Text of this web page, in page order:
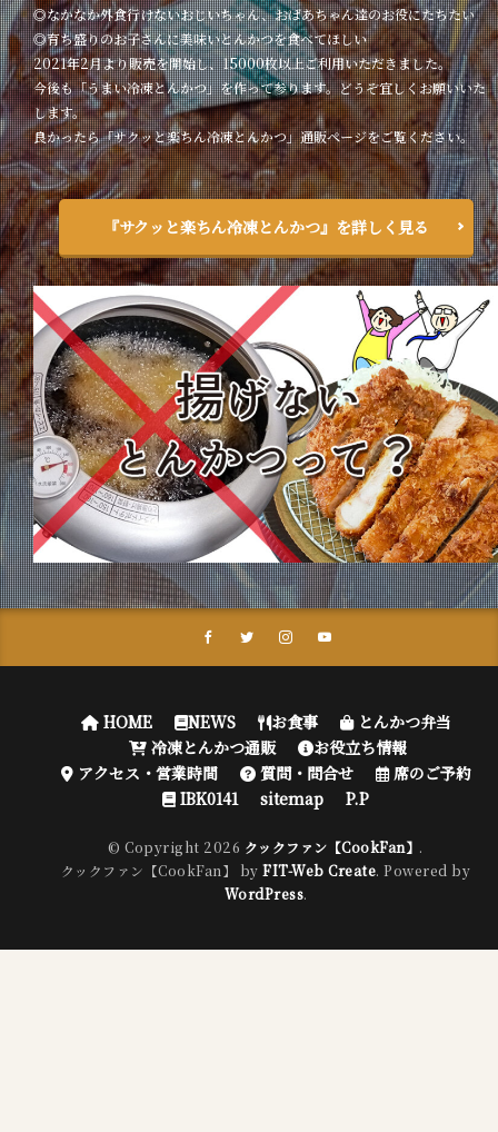
◎なかなか外食行けないおじいちゃん、おばあちゃん達のお役にたちたい
◎育ち盛りのお子さんに美味いとんかつを食べてほしい
2021年2月より販売を開始し、15000枚以上ご利用いただきました。
今後も「うまい冷凍とんかつ」を作って参ります。どうぞ宜しくお願いいた
します。
良かったら「サクッと楽ちん冷凍とんかつ」通販ページをご覧ください。
『サクッと楽ちん冷凍とんかつ』を詳しく見る
HOME NEWS お食事
とんかつ弁当
冷凍とんかつ通販
お役立ち情報
アクセス・営業時間
質問・問合せ
席のご予約
IBK0141
sitemap P.P
© Copyright 2026 クックファン【CookFan】 .
クックファン【CookFan】 byFIT-Web Create. Powered by
WordPress.